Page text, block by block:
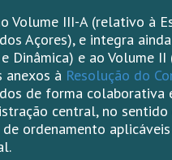
Volume III-A (relativo à
Açores), e integra
Dinâmica) e ao Volume
anexos à Resolução do
de forma colaborativa
central, no sentido
ordenamento